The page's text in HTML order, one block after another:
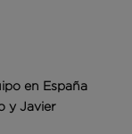
en España
y Javier